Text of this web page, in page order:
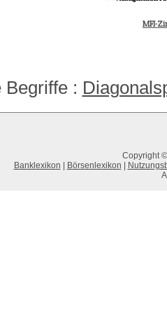
MFI-
Begriffe :
Copyright
Banklexikon
Börsenlexikon